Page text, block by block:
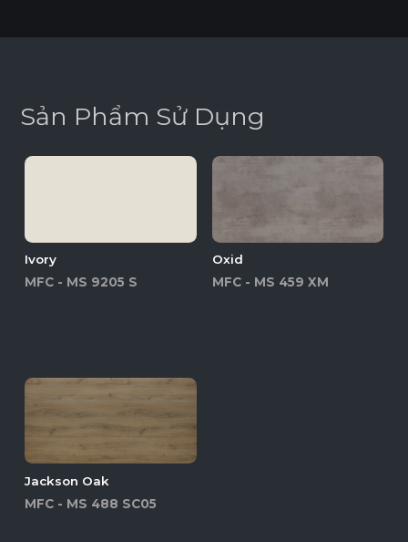
Sản Phẩm Sử Dụng
Ivory
MFC - MS 9205 S
Oxid
MFC - MS 459 XM
Jackson Oak
MFC - MS 488 SC05